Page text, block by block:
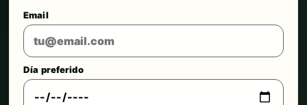
Email
Día preferido